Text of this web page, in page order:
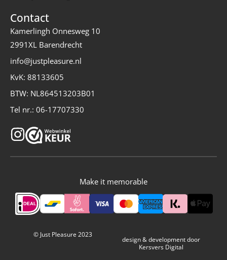
Contact
Kamerlingh Onnesweg 10
2991XL Barendrecht
info@justpleasure.nl
KvK: 88133605
BTW: NL864513203B01
Tel nr.: 06-17707330
I
s
a
g
Make it memorable
© Just Pleasure 2023
design & developmentdoor
Kersvers Digital